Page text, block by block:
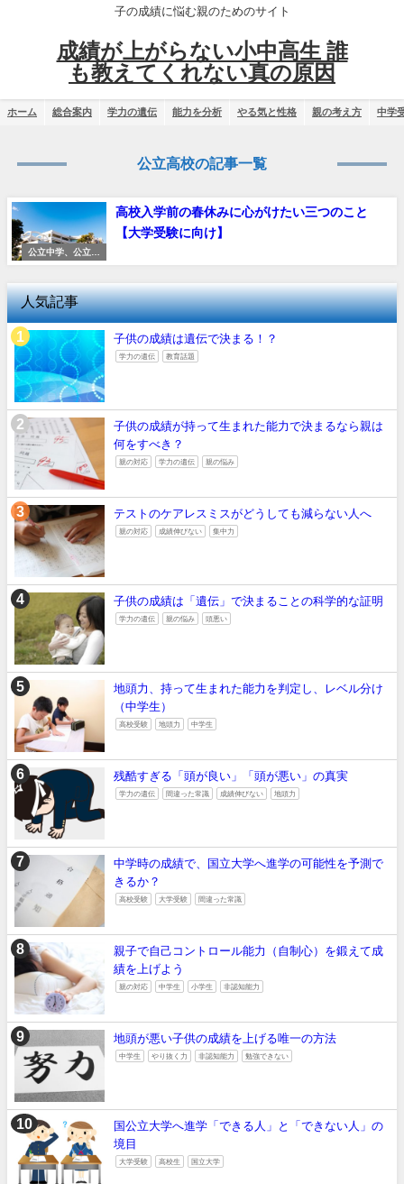
子の成績に悩む親のためのサイト
成績が上がらない小中高生 誰
も教えてくれない真の原因
ホーム 総合案内 学力の遺伝 能力を分析 やる気と性格 親の考え方 中学
公立高校の記事一覧
公立中学、公立高
校
高校入学前の春休みに心がけたい三つのこと
【大学受験に向け】
人気記事
子供の成績は遺伝で決まる！？
学力の遺伝 教育話題
子供の成績が持って生まれた能力で決まるなら親は
何をすべき？
親の対応 学力の遺伝 親の悩み
テストのケアレスミスがどうしても減らない人へ
親の対応 成績伸びない 集中力
子供の成績は「遺伝」で決まることの科学的な証明
学力の遺伝 親の悩み 頭悪い
地頭力、持って生まれた能力を判定し、レベル分け
（中学生）
高校受験 地頭力 中学生
残酷すぎる「頭が良い」「頭が悪い」の真実
学力の遺伝 間違った常識 成績伸びない 地頭力
中学時の成績で、国立大学へ進学の可能性を予測で
きるか？
高校受験 大学受験 間違った常識
親子で自己コントロール能力（自制心）を鍛えて成
績を上げよう
親の対応 中学生 小学生 非認知能力
地頭が悪い子供の成績を上げる唯一の方法
中学生 やり抜く力 非認知能力 勉強できない
国公立大学へ進学「できる人」と「できない人」の
境目
大学受験 高校生 国立大学